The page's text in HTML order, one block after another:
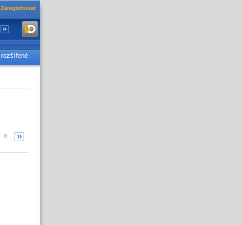
Zaregistrovat
rozšířené
6